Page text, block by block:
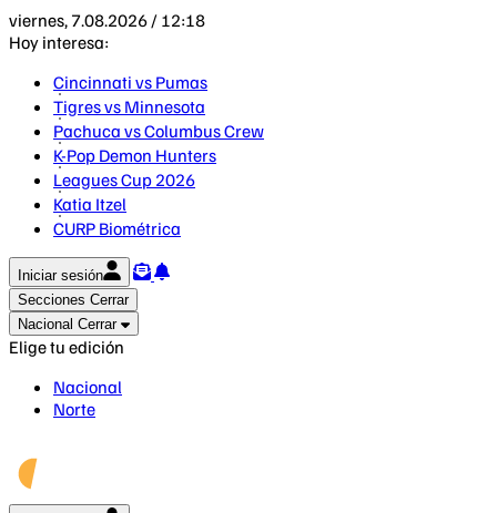
viernes, 7.08.2026 / 12:18
Hoy interesa:
Cincinnati vs Pumas
Tigres vs Minnesota
Pachuca vs Columbus Crew
K-Pop Demon Hunters
Leagues Cup 2026
Katia Itzel
CURP Biométrica
Iniciar sesión
Secciones Cerrar
Nacional Cerrar
Elige tu edición
Nacional
Norte